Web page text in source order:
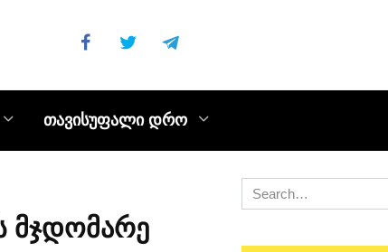
თავისუფალი დრო
მჯდომარე
Search
for: